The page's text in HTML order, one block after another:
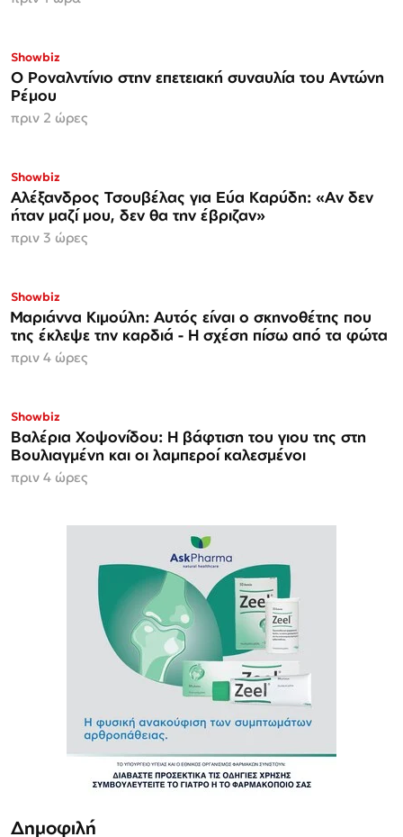
Showbiz
Ο Ροναλντίνιο στην επετειακή συναυλία του Αντώνη
Ρέμου
πριν 2 ώρες
Showbiz
Αλέξανδρος Τσουβέλας για Εύα Καρύδη: «Αν δεν
ήταν μαζί μου, δεν θα την έβριζαν»
πριν 3 ώρες
Showbiz
Μαριάννα Κιμούλη: Αυτός είναι ο σκηνοθέτης που
της έκλεψε την καρδιά - Η σχέση πίσω από τα φώτα
πριν 4 ώρες
Showbiz
Βαλέρια Χοψονίδου: Η βάφτιση του γιου της στη
Βουλιαγμένη και οι λαμπεροί καλεσμένοι
πριν 4 ώρες
Δημοφιλή